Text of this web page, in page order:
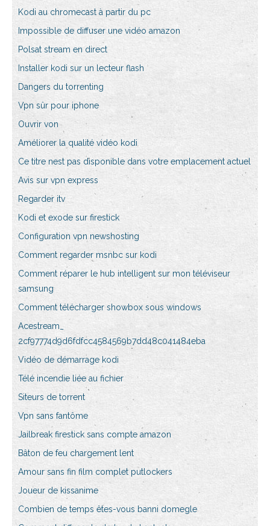
Kodi au chromecast à partir du pc
Impossible de diffuser une vidéo amazon
Polsat stream en direct
Installer kodi sur un lecteur flash
Dangers du torrenting
Vpn sûr pour iphone
Ouvrir von
Améliorer la qualité vidéo kodi
Ce titre nest pas disponible dans votre emplacement actuel
Avis sur vpn express
Regarder itv
Kodi et exode sur firestick
Configuration vpn newshosting
Comment regarder msnbc sur kodi
Comment réparer le hub intelligent sur mon téléviseur
samsung
Comment télécharger showbox sous windows
Acestream_
2cf97774d9d6fdfcc4584569b7dd48c041484eba
Vidéo de démarrage kodi
Télé incendie liée au fichier
Siteurs de torrent
Vpn sans fantôme
Jailbreak firestick sans compte amazon
Bâton de feu chargement lent
Amour sans fin film complet putlockers
Joueur de kissanime
Combien de temps êtes-vous banni domegle